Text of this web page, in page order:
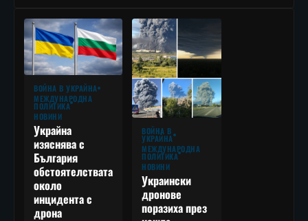
ВОЙНА В УКРАЙНА
МЕЖДУНАРОДНА
ПОЛИТИКА
НОВИНИ
Украйна
изяснява с
България
обстоятелствата
около
инцидента с
дрона
ВОЙНА В
УКРАЙНА
МЕЖДУНАРОДНА
ПОЛИТИКА
НОВИНИ
Украински
дронове
поразиха през